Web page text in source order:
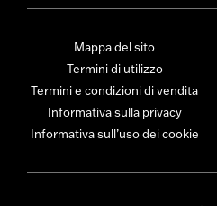
Mappa del sito
Termini di utilizzo
Termini e condizioni di vendita
Informativa sulla privacy
Informativa sull’uso dei cookie